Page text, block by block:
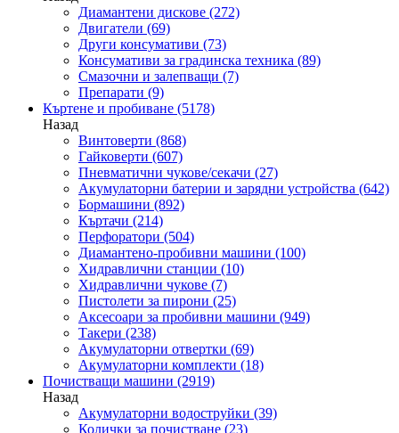
Диамантени дискове (272)
Двигатели (69)
Други консумативи (73)
Консумативи за градинска техника (89)
Смазочни и залепващи (7)
Препарати (9)
Къртене и пробиване (5178)
Назад
Винтоверти (868)
Гайковерти (607)
Пневматични чукове/секачи (27)
Акумулаторни батерии и зарядни устройства (642)
Бормашини (892)
Къртачи (214)
Перфоратори (504)
Диамантено-пробивни машини (100)
Хидравлични станции (10)
Хидравлични чукове (7)
Пистолети за пирони (25)
Аксесоари за пробивни машини (949)
Такери (238)
Акумулаторни отвертки (69)
Акумулаторни комплекти (18)
Почистващи машини (2919)
Назад
Акумулаторни водоструйки (39)
Колички за почистване (23)